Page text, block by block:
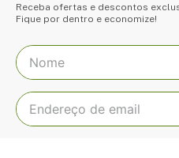
Receba ofertas e descontos
Fique por dentro e economize!